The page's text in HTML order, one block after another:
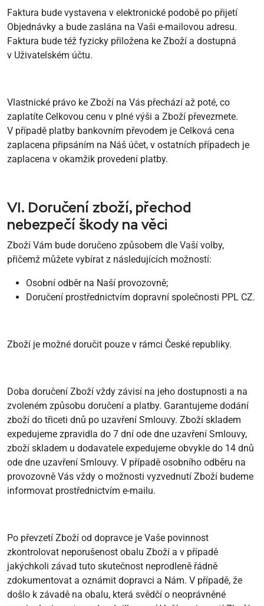
Faktura bude vystavena v elektronické podobě po přijetí
Objednávky a bude zaslána na Vaši e-mailovou adresu.
Faktura bude též fyzicky přiložena ke Zboží a dostupná
v Uživatelském účtu.
Vlastnické právo ke Zboží na Vás přechází až poté, co
zaplatíte Celkovou cenu v plné výši a Zboží převezmete.
V případě platby bankovním převodem je Celková cena
zaplacena připsáním na Náš účet, v ostatních případech je
zaplacena v okamžik provedení platby.
VI. Doručení zboží, přechod
nebezpečí škody na věci
Zboží Vám bude doručeno způsobem dle Vaší volby,
přičemž můžete vybírat z následujících možností:
Osobní odběr na Naší provozovně;
Doručení prostřednictvím dopravní společnosti PPL CZ.
Zboží je možné doručit pouze v rámci České republiky.
Doba doručení Zboží vždy závisí na jeho dostupnosti a na
zvoleném způsobu doručení a platby. Garantujeme dodání
zboží do třiceti dnů po uzavření Smlouvy. Zboží skladem
expedujeme zpravidla do 7 dní ode dne uzavření Smlouvy,
zboží skladem u dodavatele expedujeme obvykle do 14 dnů
ode dne uzavření Smlouvy. V případě osobního odběru na
provozovně Vás vždy o možnosti vyzvednutí Zboží budeme
informovat prostřednictvím e-mailu.
Po převzetí Zboží od dopravce je Vaše povinnost
zkontrolovat neporušenost obalu Zboží a v případě
jakýchkoli závad tuto skutečnost neprodleně řádně
zdokumentovat a oznámit dopravci a Nám. V případě, že
došlo k závadě na obalu, která svědčí o neoprávněné